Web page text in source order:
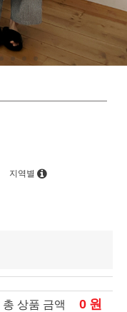
지역별
총 상품 금액 0 원